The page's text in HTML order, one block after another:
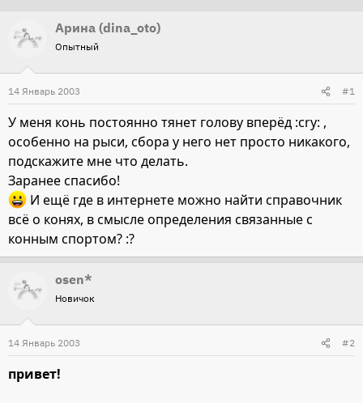
о
т
е
а
Арина (dina_oto)
Опытный
14 Январь 2003 #1
У меня конь постоянно тянет голову вперёд :cry: ,
особенно на рыси, сбора у него нет просто никакого,
подскажите мне что делать.
Заранее спасибо!
И ещё где в интернете можно найти справочник
всё о конях, в смысле определения связанные с
конным спортом? :?
osen*
Новичок
14 Январь 2003 #2
привет!